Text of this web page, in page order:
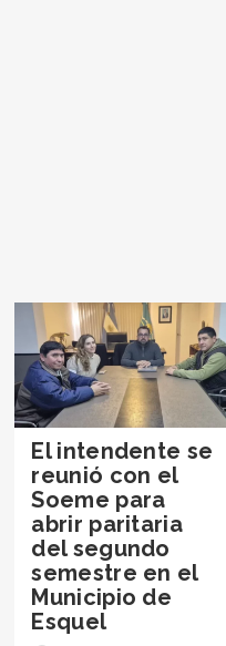
El intendente se
reunió con el
Soeme para
abrir paritaria
del segundo
semestre en el
Municipio de
Esquel